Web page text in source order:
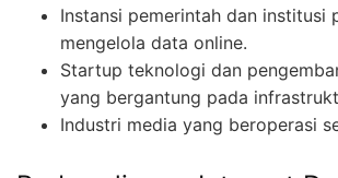
Instansi pemerintah dan institusi
mengelola data online.
Startup teknologi dan
yang bergantung pada
Industri media yang beroperasi